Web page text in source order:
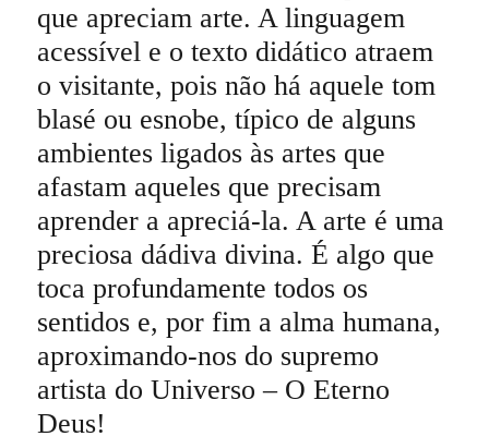
que apreciam arte. A linguagem
acessível e o texto didático atraem
o visitante, pois não há aquele tom
blasé ou esnobe, típico de alguns
ambientes ligados às artes que
afastam aqueles que precisam
aprender a apreciá-la. A arte é uma
preciosa dádiva divina. É algo que
toca profundamente todos os
sentidos e, por fim a alma humana,
aproximando-nos do supremo
artista do Universo – O Eterno
Deus!